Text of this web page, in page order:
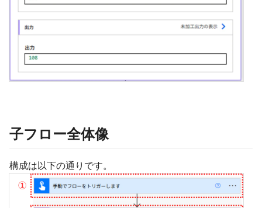
子フロー全体像
構成は以下の通りです。